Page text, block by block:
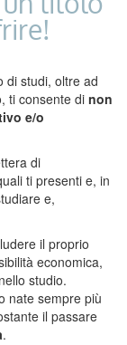
di studi, oltre ad
ti consente di non
e/o
di
ti presenti e, in
e,
il proprio
economica,
studio.
nate sempre più
il passare
.